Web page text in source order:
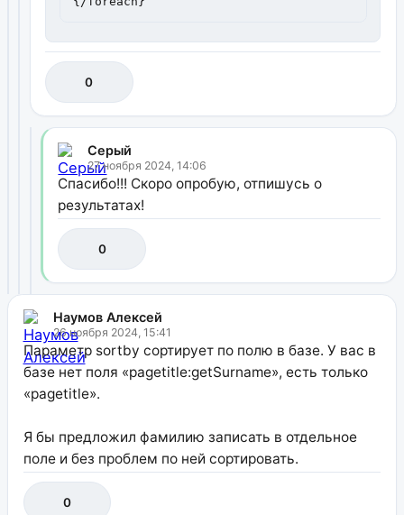
0
Серый
27 ноября 2024, 14:06
Спасибо!!! Скоро опробую, отпишусь о
результатах!
0
Наумов Алексей
26 ноября 2024, 15:41
Параметр sortby сортирует по полю в базе. У вас в
базе нет поля «pagetitle:getSurname», есть только
«pagetitle».
Я бы предложил фамилию записать в отдельное
поле и без проблем по ней сортировать.
0